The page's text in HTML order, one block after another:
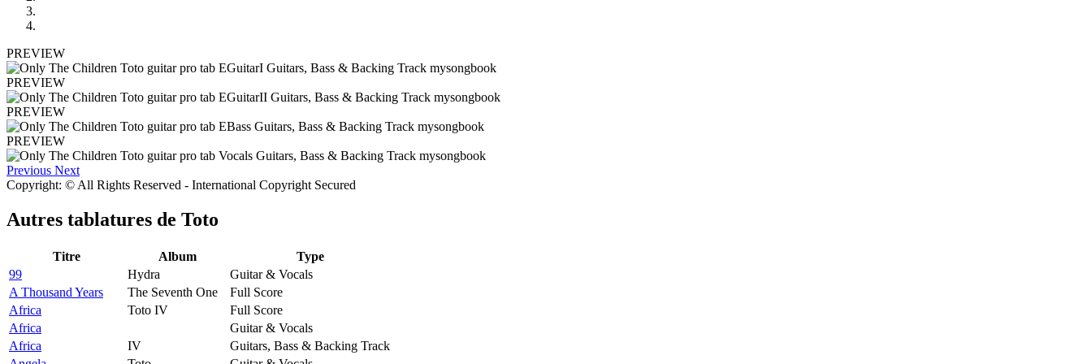
PREVIEW
PREVIEW
PREVIEW
PREVIEW
Previous Next
Copyright: © All Rights Reserved - International Copyright Secured
Autres tablatures de Toto
Titre Album
Type
99
Hydra
Guitar & Vocals
A Thousand Years
The Seventh One
Full Score
Africa
Toto IV
Full Score
Africa
Guitar & Vocals
Africa
IV
Guitars, Bass & Backing Track